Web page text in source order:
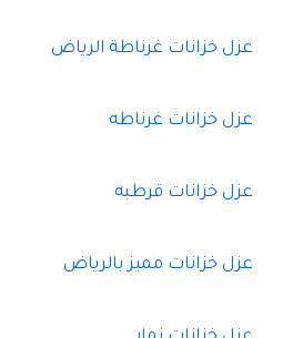
عزل خزانات غرناطة الرياض
عزل خزانات غرناطه
عزل خزانات قرطبه
عزل خزانات مميز بالرياض